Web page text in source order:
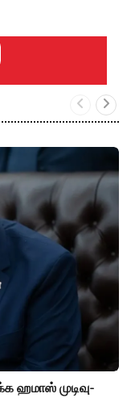
ஹமாஸ் முடிவு-